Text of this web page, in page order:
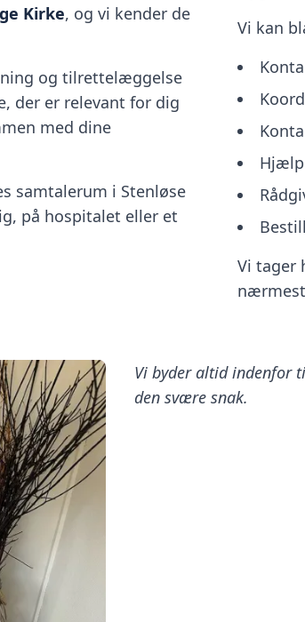
Kirke, og vi kender de
og tilrettelæggelse
der er relevant for dig
med dine
samtalerum i Stenløse
på hospitalet eller et
Vi kan
Hjælp
Vi tager
Vi byder altid indenfor
den svære snak.